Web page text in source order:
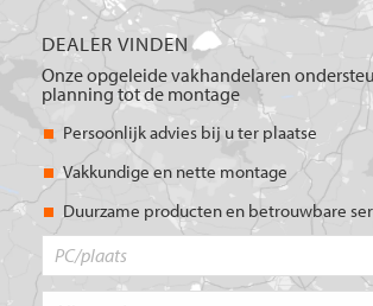
DEALER VINDEN
Onze opgeleide vakhandelaren
planning tot de montage
Persoonlijk advies bij u ter plaatse
Vakkundige en nette montage
Duurzame producten en betrouwbare